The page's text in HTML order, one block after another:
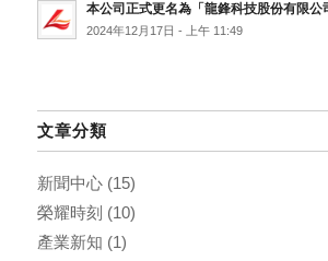
本公司正式更名為「龍鋒科技股份有限公
2024年12月17日 - 上午 11:49
文章分類
新聞中心(15)
榮耀時刻 (10)
產業新知 (1)